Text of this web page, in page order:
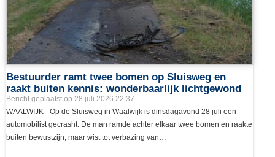
lees verder »